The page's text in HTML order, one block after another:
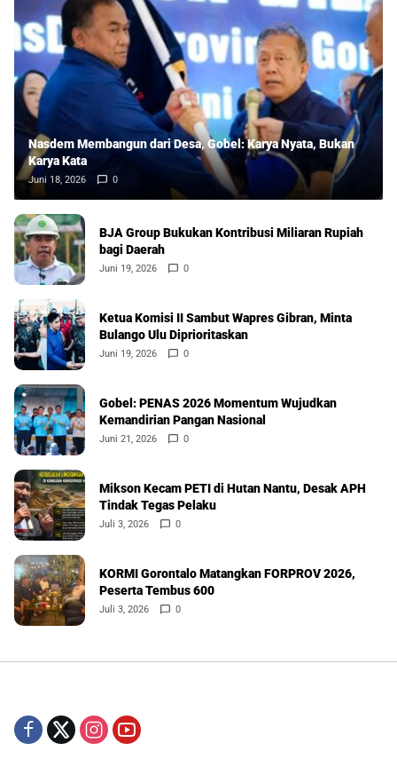
Nasdem Membangun dari Desa, Gobel: Karya Nyata, Bukan
Karya Kata
Juni 18, 2026 0
BJA Group Bukukan Kontribusi Miliaran Rupiah
bagi Daerah
Juni 19, 2026 0
Ketua Komisi II Sambut Wapres Gibran, Minta
Bulango Ulu Diprioritaskan
Juni 19, 2026 0
Gobel: PENAS 2026 Momentum Wujudkan
Kemandirian Pangan Nasional
Juni 21, 2026 0
Mikson Kecam PETI di Hutan Nantu, Desak APH
Tindak Tegas Pelaku
Juli 3, 2026 0
KORMI Gorontalo Matangkan FORPROV 2026,
Peserta Tembus 600
Juli 3, 2026 0